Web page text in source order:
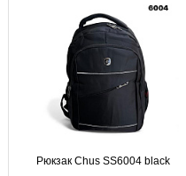
Рюкзак Chus SS6004 black